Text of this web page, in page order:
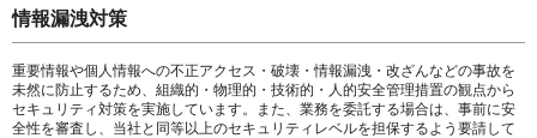
情報漏洩対策
重要情報や個人情報への不正アクセス・破壊・情報漏洩・改ざんなどの事故を
未然に防止するため、組織的・物理的・技術的・人的安全管理措置の観点から
セキュリティ対策を実施しています。また、業務を委託する場合は、事前に安
全性を審査し、当社と同等以上のセキュリティレベルを担保するよう要請して